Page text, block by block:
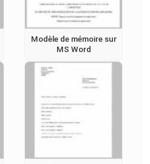
Modèle de mémoire sur
MS Word